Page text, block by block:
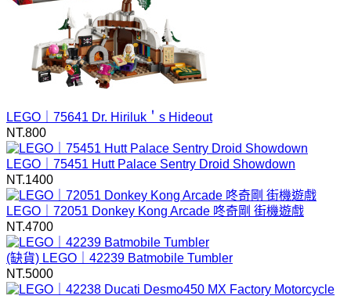
LEGO｜75641 Dr. Hiriluk＇s Hideout
NT.800
LEGO｜75451 Hutt Palace Sentry Droid Showdown
NT.1400
LEGO｜72051 Donkey Kong Arcade 咚奇剛 街機遊戲
NT.4700
(缺貨) LEGO｜42239 Batmobile Tumbler
NT.5000